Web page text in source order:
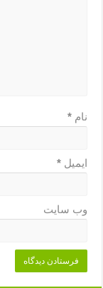
نام*
ایمیل*
وب‌ سایت